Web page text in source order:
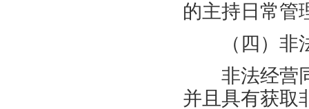
的主持日常管
（四）非法
非法经营同
并且具有获取